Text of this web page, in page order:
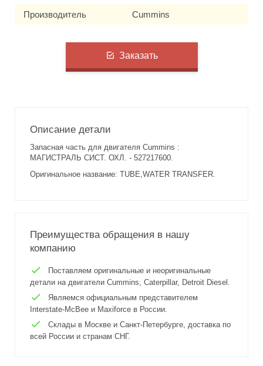
Производитель Cummins
Заказать
Описание детали
Запасная часть для двигателя Cummins :
МАГИСТРАЛЬ СИСТ. ОХЛ. - 527217600.
Оригинальное название: TUBE,WATER TRANSFER.
Преимущества обращения в нашу
компанию
Поставляем оригинальные и неоригинальные
детали на двигатели Cummins, Caterpillar, Detroit Diesel.
Являемся официальным представителем
Interstate-McBee и Maxiforce в России.
Склады в Москве и Санкт-Петербурге, доставка по
всей России и странам СНГ.